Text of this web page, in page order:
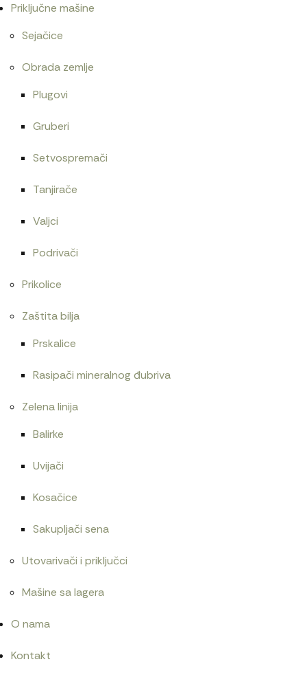
Priključne mašine
Sejačice
Obrada zemlje
Plugovi
Gruberi
Setvospremači
Tanjirače
Valjci
Podrivači
Prikolice
Zaštita bilja
Prskalice
Rasipači mineralnog đubriva
Zelena linija
Balirke
Uvijači
Kosačice
Sakupljači sena
Utovarivači i priključci
Mašine sa lagera
O nama
Kontakt